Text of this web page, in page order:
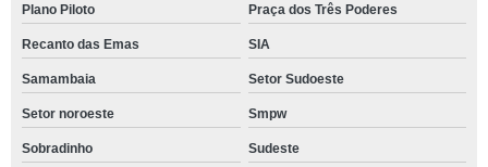
Plano Piloto Praça dos Três Poderes
Recanto das Emas SIA
Samambaia Setor Sudoeste
Setor noroeste Smpw
Sobradinho Sudeste